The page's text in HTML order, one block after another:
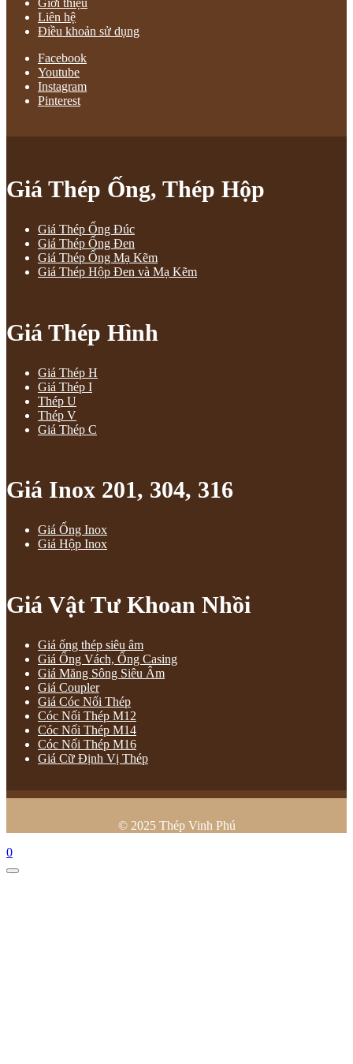
Giới thiệu
Liên hệ
Điều khoản sử dụng
Facebook
Youtube
Instagram
Pinterest
Giá Thép Ống, Thép Hộp
Giá Thép Ống Đúc
Giá Thép Ống Đen
Giá Thép Ống Mạ Kẽm
Giá Thép Hộp Đen và Mạ Kẽm
Giá Thép Hình
Giá Thép H
Giá Thép I
Thép U
Thép V
Giá Thép C
Giá Inox 201, 304, 316
Giá Ống Inox
Giá Hộp Inox
Giá Vật Tư Khoan Nhồi
Giá ống thép siêu âm
Giá Ống Vách, Ống Casing
Giá Măng Sông Siêu Âm
Giá Coupler
Giá Cóc Nối Thép
Cóc Nối Thép M12
Cóc Nối Thép M14
Cóc Nối Thép M16
Giá Cữ Định Vị Thép
© 2025 Thép Vinh Phú
0